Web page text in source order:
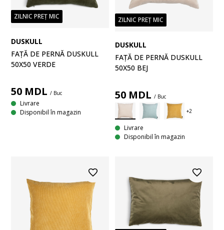
ZILNIC PREȚ MIC
DUSKULL
FAȚĂ DE PERNĂ DUSKULL
50X50 VERDE
50 MDL / Buc
Livrare
Disponibil în magazin
ZILNIC PREȚ MIC
DUSKULL
FAȚĂ DE PERNĂ DUSKULL
50X50 BEJ
50 MDL / Buc
Livrare
Disponibil în magazin